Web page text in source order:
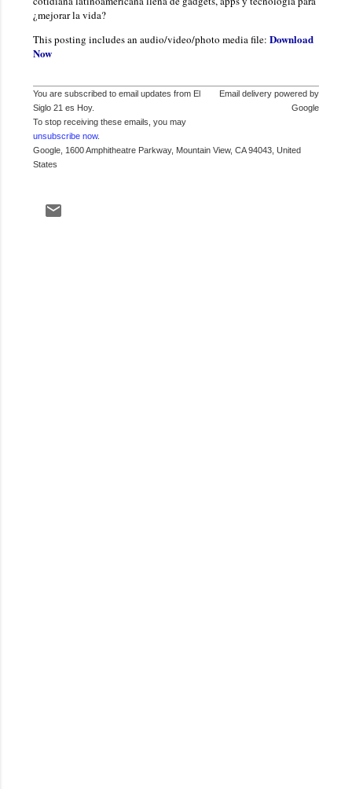
¿mejorar la vida?
This posting includes an audio/video/photo media file: Download
Now
You are subscribed to email updates from El
Siglo 21 es Hoy.
To stop receiving these emails, you may
unsubscribe now.
Email delivery powered by
Google
Google, 1600 Amphitheatre Parkway, Mountain View, CA 94043, United
States